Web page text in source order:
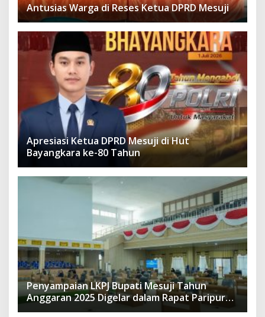
Antusias Warga di Reses Ketua DPRD Mesuji
Apresiasi Ketua DPRD Mesuji di Hut
Bayangkara ke-80 Tahun
Penyampaian LKPJ Bupati Mesuji Tahun
Anggaran 2025 Digelar dalam Rapat Paripurna
DPRD